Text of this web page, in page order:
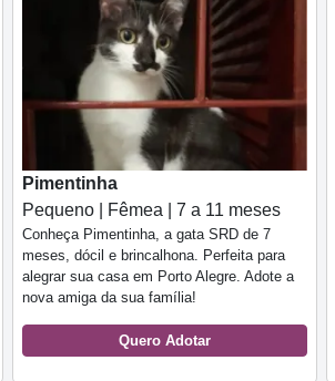
Pimentinha
Pequeno | Fêmea | 7 a 11 meses
Conheça Pimentinha, a gata SRD de 7
meses, dócil e brincalhona. Perfeita para
alegrar sua casa em Porto Alegre. Adote a
nova amiga da sua família!
Quero Adotar